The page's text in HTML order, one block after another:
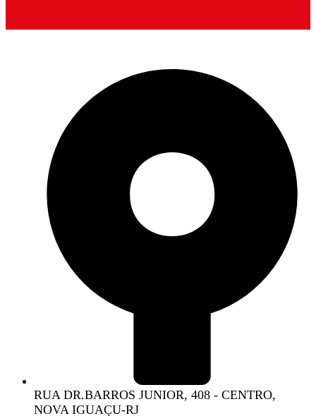
RUA DR.BARROS JUNIOR, 408 - CENTRO,
NOVA IGUAÇU-RJ